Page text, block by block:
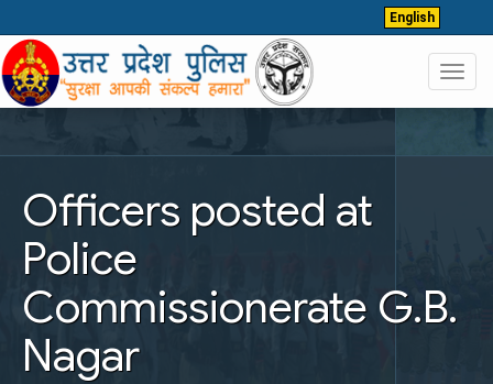
English
Officers posted at
Police
Commissionerate G.B.
Nagar